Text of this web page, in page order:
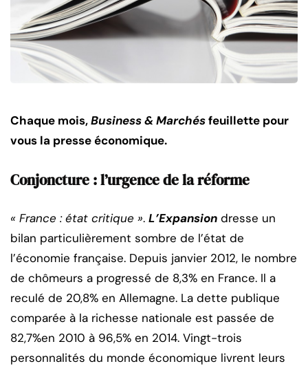
Chaque mois,Business & Marchésfeuillette pour
vous la presse économique.
Conjoncture :l’urgence de la réforme
« France : état critique ». L’Expansion dresse un
bilan particulièrement sombre de l’état de
l’économie française. Depuis janvier 2012, le nombre
de chômeurs a progressé de 8,3% en France. Il a
reculé de 20,8% en Allemagne. La dette publique
comparée à la richesse nationale est passée de
82,7%en 2010 à 96,5% en 2014. Vingt-trois
personnalités du monde économique livrent leurs